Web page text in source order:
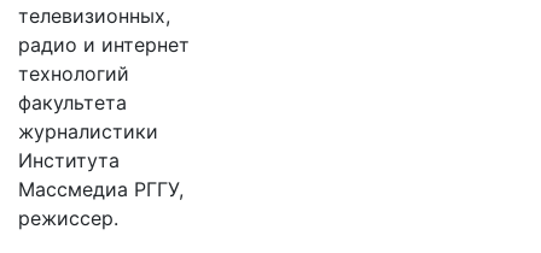
телевизионных,
радио и интернет
технологий
факультета
журналистики
Института
Массмедиа РГГУ,
режиссер.